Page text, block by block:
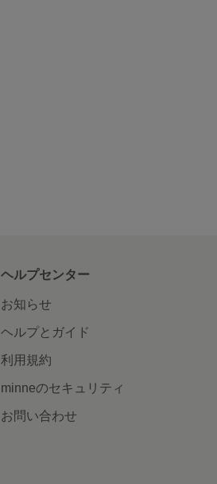
ヘルプセンター
お知らせ
ヘルプとガイド
利用規約
minneのセキュリティ
お問い合わせ